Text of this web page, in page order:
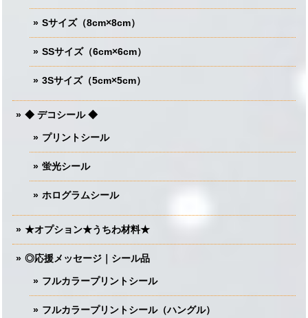
Sサイズ（8cm×8cm）
SSサイズ（6cm×6cm）
3Sサイズ（5cm×5cm）
◆ デコシール ◆
プリントシール
蛍光シール
ホログラムシール
★オプション★うちわ材料★
◎応援メッセージ｜シール品
フルカラープリントシール
フルカラープリントシール（ハングル）